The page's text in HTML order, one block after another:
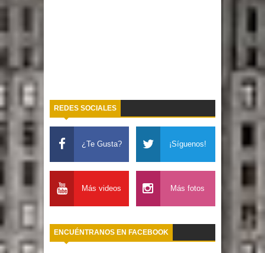
REDES SOCIALES
¿Te Gusta? ¡Síguenos!
Más videos Más fotos
ENCUÉNTRANOS EN FACEBOOK